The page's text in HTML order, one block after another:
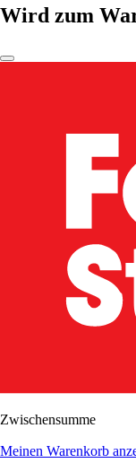
Wird zum
Zwischensumme
Meinen Warenkorb